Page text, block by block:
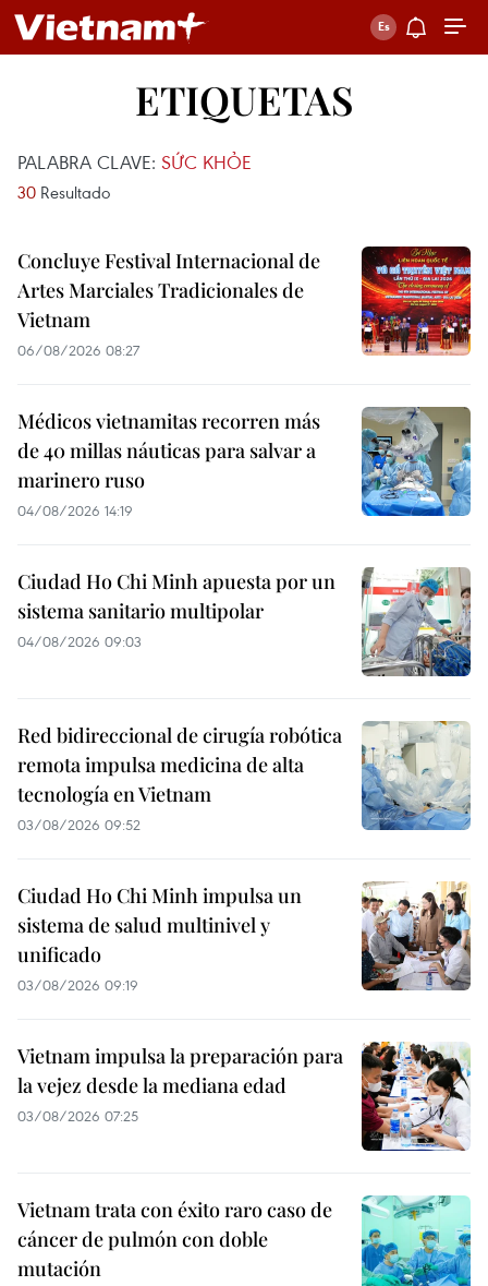
ETIQUETAS
PALABRA CLAVE: SỨC KHỎE
30 Resultado
Concluye Festival Internacional de
Artes Marciales Tradicionales de
Vietnam
06/08/2026 08:27
Médicos vietnamitas recorren más
de 40 millas náuticas para salvar a
marinero ruso
04/08/2026 14:19
Ciudad Ho Chi Minh apuesta por un
sistema sanitario multipolar
04/08/2026 09:03
Red bidireccional de cirugía robótica
remota impulsa medicina de alta
tecnología en Vietnam
03/08/2026 09:52
Ciudad Ho Chi Minh impulsa un
sistema de salud multinivel y
unificado
03/08/2026 09:19
Vietnam impulsa la preparación para
la vejez desde la mediana edad
03/08/2026 07:25
Vietnam trata con éxito raro caso de
cáncer de pulmón con doble
mutación